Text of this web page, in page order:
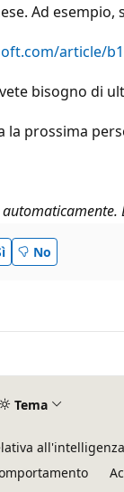
Ad
article/
bisogno di
la prossima
No
Tema